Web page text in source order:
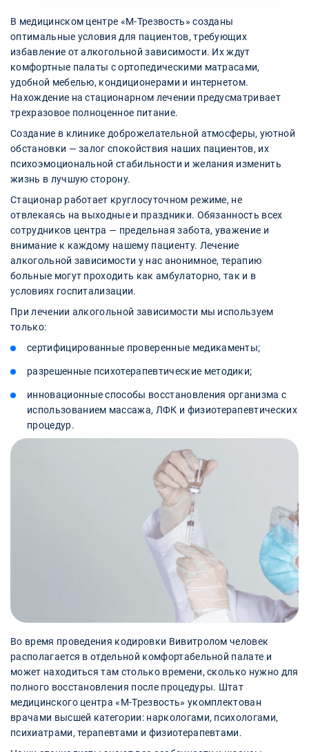
В медицинском центре «М-Трезвость» созданы
оптимальные условия для пациентов, требующих
избавление от алкогольной зависимости. Их ждут
комфортные палаты с ортопедическими матрасами,
удобной мебелью, кондиционерами и интернетом.
Нахождение на стационарном лечении предусматривает
трехразовое полноценное питание.
Создание в клинике доброжелательной атмосферы, уютной
обстановки — залог спокойствия наших пациентов, их
психоэмоциональной стабильности и желания изменить
жизнь в лучшую сторону.
Стационар работает круглосуточном режиме, не
отвлекаясь на выходные и праздники. Обязанность всех
сотрудников центра — предельная забота, уважение и
внимание к каждому нашему пациенту. Лечение
алкогольной зависимости у нас анонимное, терапию
больные могут проходить как амбулаторно, так и в
условиях госпитализации.
При лечении алкогольной зависимости мы используем
только:
сертифицированные проверенные медикаменты;
разрешенные психотерапевтические методики;
инновационные способы восстановления организма с
использованием массажа, ЛФК и физиотерапевтических
процедур.
Во время проведения кодировки Вивитролом человек
располагается в отдельной комфортабельной палате и
может находиться там столько времени, сколько нужно для
полного восстановления после процедуры. Штат
медицинского центра «М-Трезвость» укомплектован
врачами высшей категории: наркологами, психологами,
психиатрами, терапевтами и физиотерапевтами.